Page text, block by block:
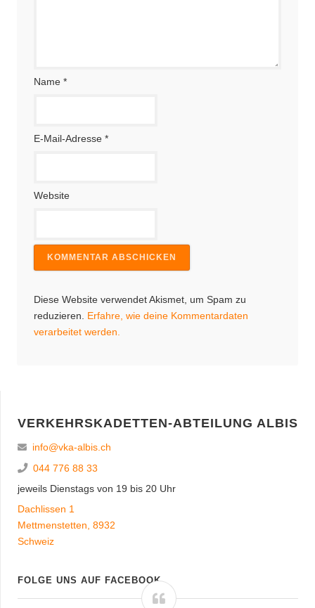
Name *
E-Mail-Adresse *
Website
Diese Website verwendet Akismet, um Spam zu
reduzieren. Erfahre, wie deine Kommentardaten
verarbeitet werden.
VERKEHRSKADETTEN-ABTEILUNG ALBIS
info@vka-albis.ch
044 776 88 33
jeweils Dienstags von 19 bis 20 Uhr
Dachlissen 1
Mettmenstetten 8932
Schweiz
FOLGE UNS AUF FACEBOOK